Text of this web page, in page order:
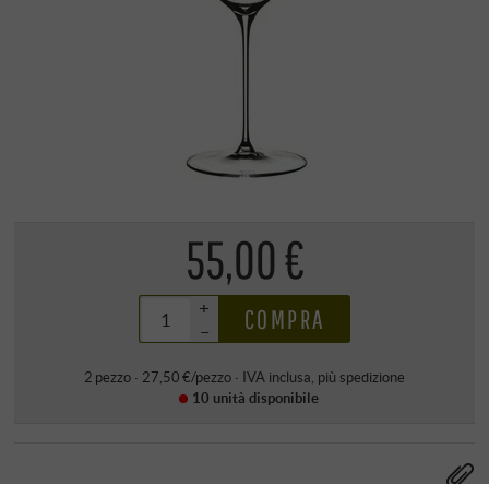
55,00 €
+
–
COMPRA
2 pezzo · 27,50 €/pezzo · IVA inclusa , più spedizione
10 unità disponibile